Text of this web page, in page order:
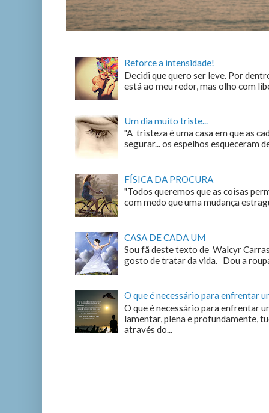
Reforce a intensidade!
Decidi que quero ser leve. Por
está ao meu redor, mas olho com
Um dia muito triste...
"A tristeza é uma casa em que as
segurar... os espelhos esqueceram
FÍSICA DA PROCURA
"Todos queremos que as coisas
com medo que uma mudança
CASA DE CADA UM
Sou fã deste texto de Walcyr
gosto de tratar da vida. Dou a
O que é necessário para enfrentar
O que é necessário para enfrentar
lamentar, plena e profundamente,
através do...